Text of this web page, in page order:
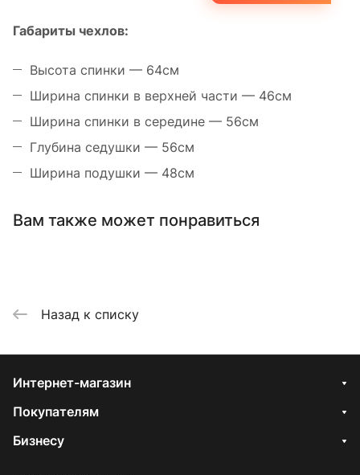
Габариты чехлов:
Высота спинки — 64см
Ширина спинки в верхней части — 46см
Ширина спинки в середине — 56см
Глубина седушки — 56см
Ширина подушки — 48см
Вам также может понравиться
Назад к списку
Интернет-магазин
Покупателям
Бизнесу